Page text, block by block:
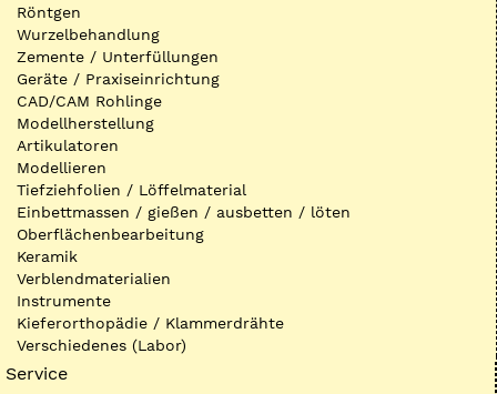
Röntgen
Wurzelbehandlung
Zemente / Unterfüllungen
Geräte / Praxiseinrichtung
CAD/CAM Rohlinge
Modellherstellung
Artikulatoren
Modellieren
Tiefziehfolien / Löffelmaterial
Einbettmassen / gießen / ausbetten / löten
Oberflächenbearbeitung
Keramik
Verblendmaterialien
Instrumente
Kieferorthopädie / Klammerdrähte
Verschiedenes (Labor)
Service